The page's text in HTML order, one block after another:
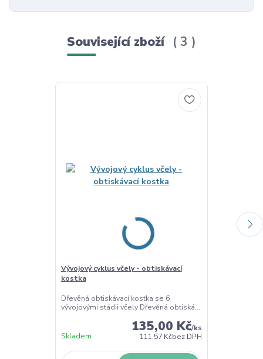
Související zboží 3
Vývojový cyklus včely - obtiskávací
kostka
Dřevěná obtiskávací kostka se 6
vývojovými stádii včely Dřevěná obtiská...
135,00 Kč/ks
111,57 Kčbez DPH
Skladem